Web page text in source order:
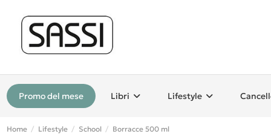
Promo del mese Libri Lifestyle
Home Lifestyle School Borracce 500 ml